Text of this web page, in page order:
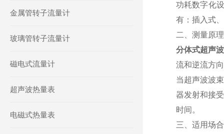
金属管转子流量计
玻璃管转子流量计
磁电式流量计
超声波热量表
电磁式热量表
功耗数字化
有：插入式
二、测量原
分体式超声
流和逆流方
当超声波波
器发射和接
时间。
三、适用场